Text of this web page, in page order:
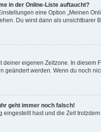
in der Online-Liste auftaucht?
eine Option „Meinen
Du wirst dann als unsichtbarer
eigenen Zeitzone. In diesem
werden. Wenn du noch
geht immer noch falsch!
hast und die Zeit